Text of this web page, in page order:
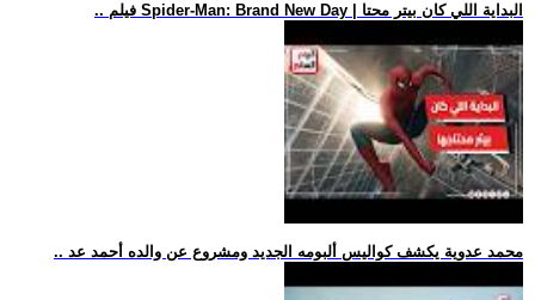
.. فيلم Spider-Man: Brand New Day | البداية اللي كان بيتر محتا
.. محمد عدوية يكشف كواليس ألبومه الجديد ومشروع عن والده أحمد عد